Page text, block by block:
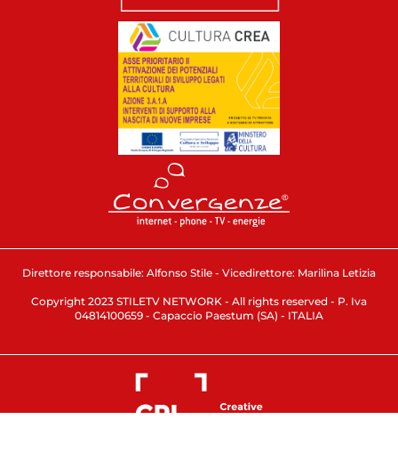
Direttore responsabile: Alfonso Stile - Vicedirettore: Marilina Letizia
Copyright 2023 STILETV NETWORK - All rights reserved - P. Iva
04814100659 - Capaccio Paestum (SA) - ITALIA